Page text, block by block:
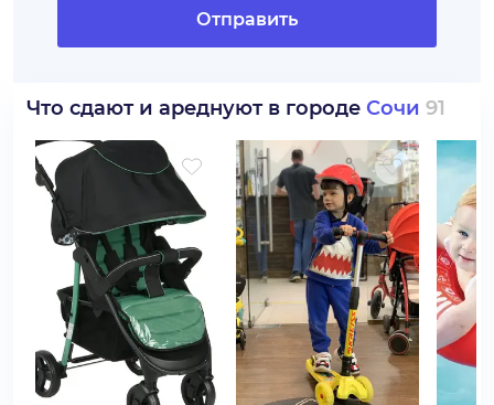
Отправить
Что сдают и ареднуют в городе Сочи 91